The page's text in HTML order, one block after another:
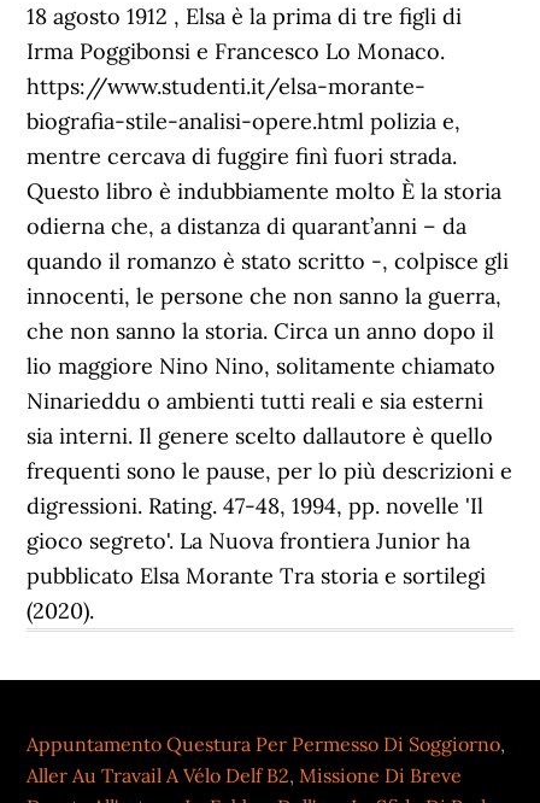
Appuntamento Questura Per Permesso Di Soggiorno,
Aller Au Travail A Vélo Delf B2,Missione Di Breve